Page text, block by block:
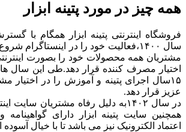
همه چیز در مورد پتینه ابزار
فروشگاه اینترنتی پتینه ابزار همگام با
سال ۱۴۰۰،فعالیت خود را در اینستاگرام
مشتریان همه محصولات خود را بصورت
اختیار مصرف کننده قرار دهد.طی این سال
۱۵سال اجرای پتینه و آموزش را در اختیار
عزیز قرار دهد.
در سال ۱۴۰۲به دلیل رفاه مشتریان
همچنین سایت پتینه ابزار دارای گواهینامه
اعتماد الکترونیک نیز می باشد تا با خیال